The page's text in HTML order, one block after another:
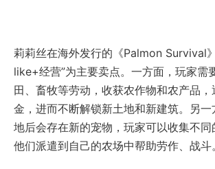
莉莉丝在海外发行的《Palmon Survival
like+经营”为主要卖点。一方面，玩家需
田、畜牧等劳动，收获农作物和农产品
金，进而不断解锁新土地和新建筑。另一
地后会存在新的宠物，玩家可以收集不
他们派遣到自己的农场中帮助劳作、战斗。